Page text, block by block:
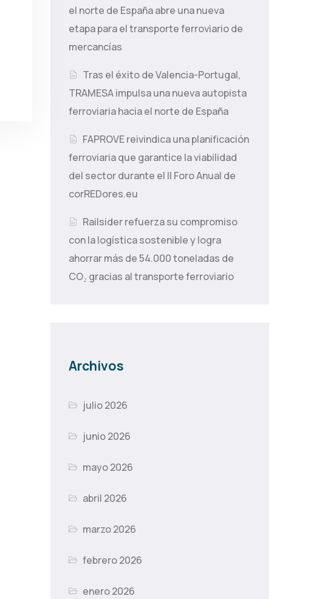
el norte de España abre una nueva
etapa para el transporte ferroviario de
mercancías
Tras el éxito de Valencia-Portugal,
TRAMESA impulsa una nueva autopista
ferroviaria hacia el norte de España
FAPROVE reivindica una planificación
ferroviaria que garantice la viabilidad
del sector durante el II Foro Anual de
corREDores.eu
Railsider refuerza su compromiso
con la logística sostenible y logra
ahorrar más de 54.000 toneladas de
CO₂ gracias al transporte ferroviario
Archivos
julio 2026
junio 2026
mayo 2026
abril 2026
marzo 2026
febrero 2026
enero 2026